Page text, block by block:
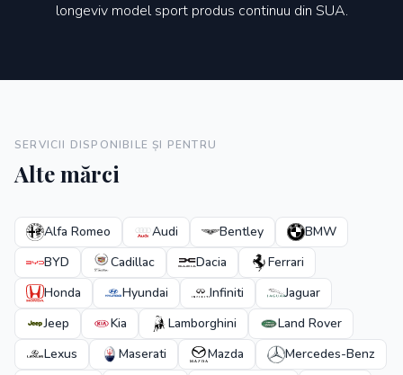
longeviv model sport produs continuu din SUA.
SERVICII DISPONIBILE ȘI PENTRU
Alte mărci
Alfa Romeo Audi Bentley
BMW
BYD
Cadillac Dacia
Ferrari
Honda
Hyundai Infiniti
Jaguar
Jeep
Kia Lamborghini
Land Rover
Lexus
Maserati Mazda
Mercedes-Benz